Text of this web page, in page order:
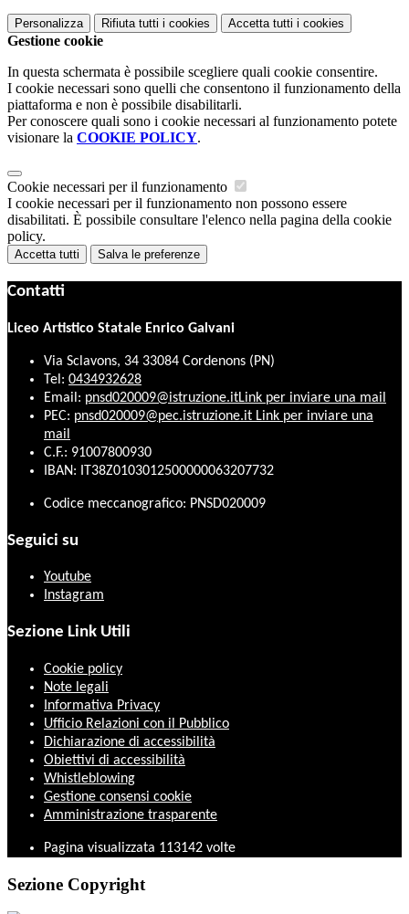
Personalizza Rifiuta tutti i cookies Accetta tutti i cookies
Gestione cookie
In questa schermata è possibile scegliere quali cookie consentire.
I cookie necessari sono quelli che consentono il funzionamento della
piattaforma e non è possibile disabilitarli.
Per conoscere quali sono i cookie necessari al funzionamento potete
visionare la COOKIE POLICY.
Cookie necessari per il funzionamento
I cookie necessari per il funzionamento non possono essere
disabilitati. È possibile consultare l'elenco nella pagina della cookie
policy.
Accetta tutti Salva le preferenze
Contatti
Liceo Artistico Statale Enrico Galvani
Via Sclavons, 34 33084 Cordenons (PN)
Tel: 0434932628
Email: pnsd020009@istruzione.itLink per inviare una mail
PEC: pnsd020009@pec.istruzione.it Link per inviare una
mail
C.F.: 91007800930
IBAN: IT38Z0103012500000063207732
Codice meccanografico: PNSD020009
Seguici su
Youtube
Instagram
Sezione Link Utili
Cookie policy
Note legali
Informativa Privacy
Ufficio Relazioni con il Pubblico
Dichiarazione di accessibilità
Obiettivi di accessibilità
Whistleblowing
Gestione consensi cookie
Amministrazione trasparente
Pagina visualizzata 113142 volte
Sezione Copyright